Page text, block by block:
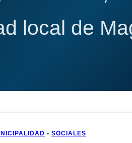
local de
• SOCIALES